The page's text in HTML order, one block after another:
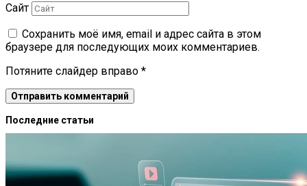
Сайт
Сохранить моё имя, email и адрес сайта в этом
браузере для последующих моих комментариев.
Потяните слайдер вправо *
Последние статьи